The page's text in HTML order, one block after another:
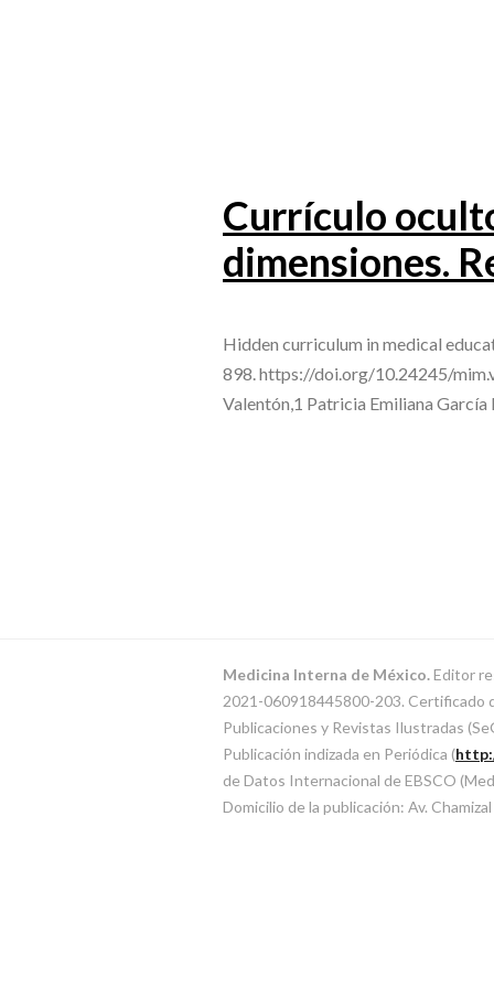
Currículo
dimensiones.
Hidden curriculum in medical
898. https://doi.org/10.24245/
Valentón,1 Patricia Emiliana
Medicina Interna de México.Editor
2021-060918445800-203. Certificado
Publicaciones y Revistas Ilustradas
Publicación indizada en Periódica (
de Datos Internacional de EBSCO
Domicilio de la publicación: Av.